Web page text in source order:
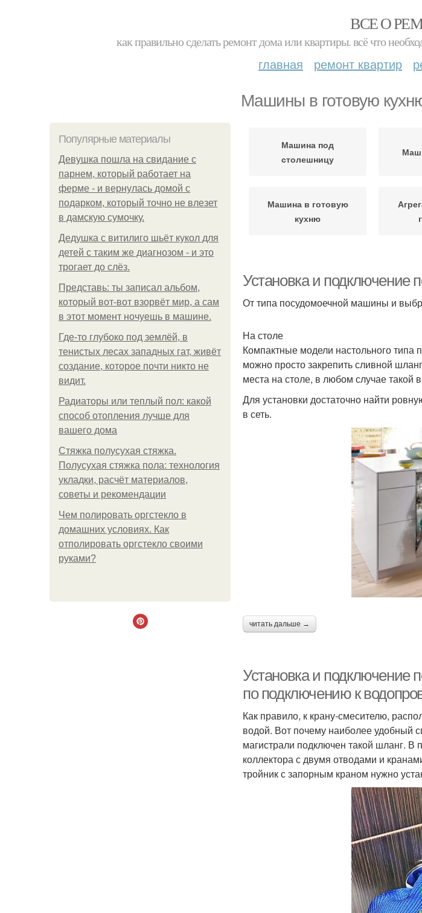
ВСЕ О
как правильно сделать ремонт дома или квартиры. всё что
главная ремонт квартир
Машины в готовую
Популярные материалы
Девушка пошла на свидание с
парнем, который работает на
ферме - и вернулась домой с
подарком, который точно не влезет
в дамскую сумочку.
Дедушка с витилиго шьёт кукол для
детей с таким же диагнозом - и это
трогает до слёз.
Представь: ты записал альбом,
который вот-вот взорвёт мир, а сам
в этот момент ночуешь в машине.
Где-то глубоко под землёй, в
тенистых лесах западных гат, живёт
создание, которое почти никто не
видит.
Радиаторы или теплый пол: какой
способ отопления лучше для
вашего дома
Стяжка полусухая стяжка.
Полусухая стяжка пола: технология
укладки, расчёт материалов,
советы и рекомендации
Чем полировать оргстекло в
домашних условиях. Как
отполировать оргстекло своими
руками?
Машина под
столешницу
Машина в готовую
кухню
Установка и подключение
От типа посудомоечной машины и
На столе
Компактные модели настольного типа
можно просто закрепить сливной
места на столе, в любом случае
Для установки достаточно найти
в сеть.
читать дальше →
Установка и
по подключению к
Как правило, к крану-смесителю,
водой. Вот почему наиболее удобный
магистрали подключен такой шланг. В
коллектора с двумя отводами и
тройник с запорным краном нужно